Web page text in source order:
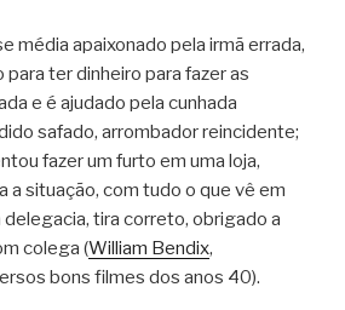
média apaixonado pela irmã errada,
ter dinheiro para fazer as
e é ajudado pela cunhada
safado, arrombador reincidente;
fazer um furto em uma loja,
a situação, com tudo o que vê em
tira correto, obrigado a
colega (William Bendix,
bons filmes dos anos 40).